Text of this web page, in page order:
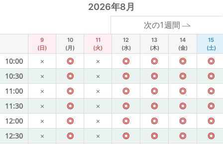
2026年8月
次の1週間
9
(日)
10
(月)
11
(火)
12
(水)
13
(木)
14
(金)
15
(土)
10:00 × ◎ × ◎ ◎ ◎
◎
10:30
× ◎ × ◎ ◎ ◎
◎
11:00
× ◎ × ◎ ◎ ◎
◎
11:30
× ◎ × ◎ ◎ ◎
◎
12:00
× ◎ × ◎ ◎ ◎
◎
12:30
× ◎ × ◎ ◎ ◎
◎